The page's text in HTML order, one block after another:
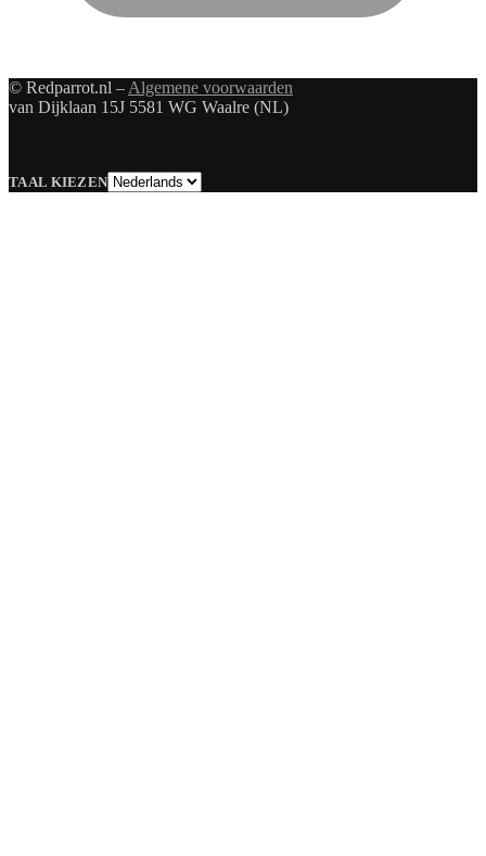
© Redparrot.nl – Algemene voorwaarden
van Dijklaan 15J 5581 WG Waalre (NL)
TAAL KIEZENTaal